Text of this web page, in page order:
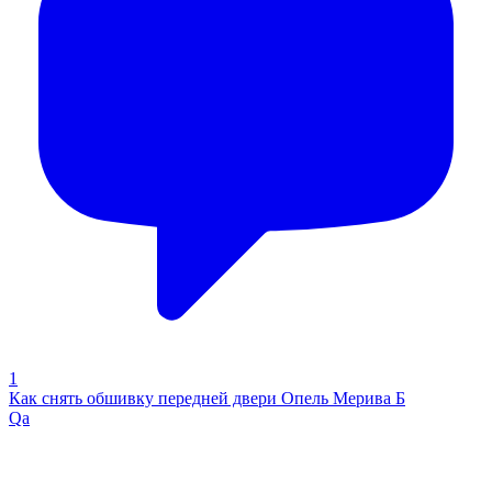
1
Как снять обшивку передней двери Опель Мерива Б
Qa